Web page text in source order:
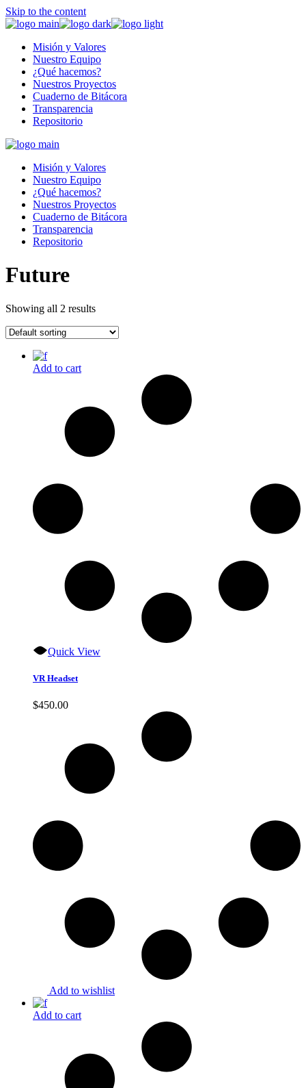
Skip to the content
Misión y Valores
Nuestro Equipo
¿Qué hacemos?
Nuestros Proyectos
Cuaderno de Bitácora
Transparencia
Repositorio
Misión y Valores
Nuestro Equipo
¿Qué hacemos?
Nuestros Proyectos
Cuaderno de Bitácora
Transparencia
Repositorio
Future
Showing all 2 results
Add to cart
Quick View
VR Headset
$450.00
Add to wishlist
Add to cart